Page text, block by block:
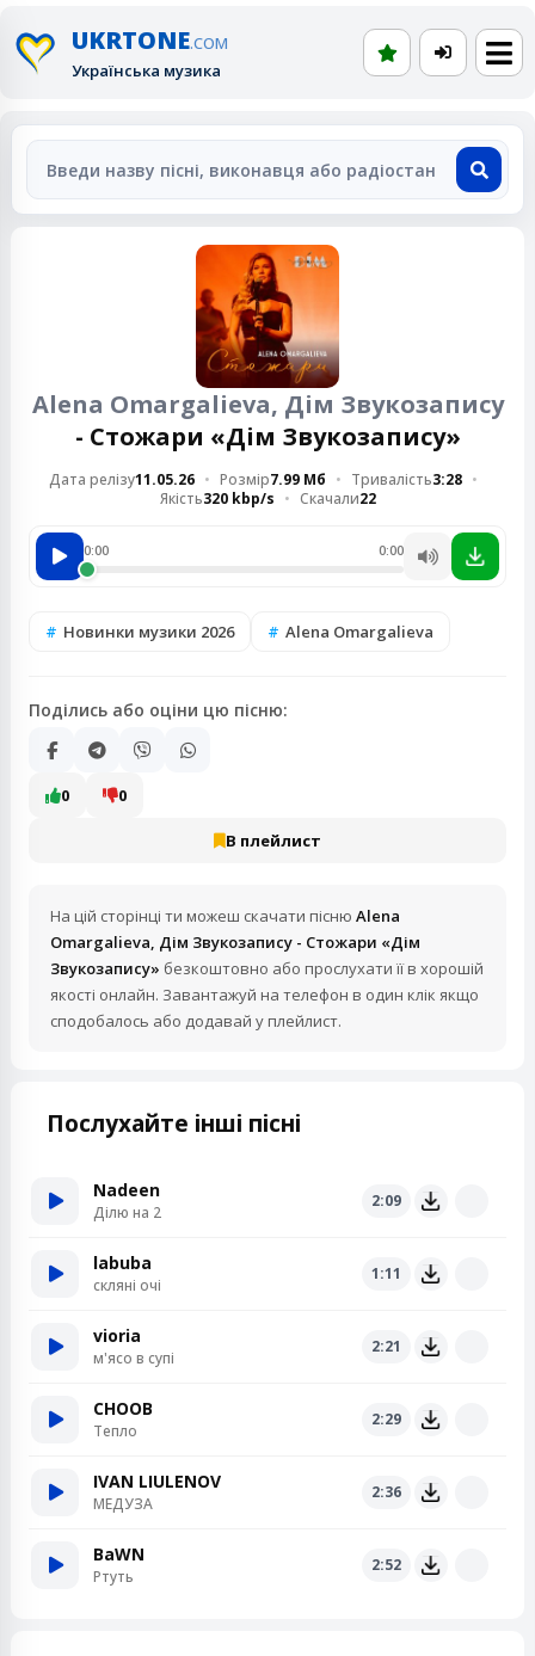
UKRTONE.COM
Українська музика
Alena Omargalieva, Дім Звукозапису
- Стожари «Дім Звукозапису»
Дата релізу11.05.26 Розмір7.99 Мб Тривалість3:28
Якість320 kbp/s Скачали22
0:00 0:00
Новинки музики 2026 Alena Omargalieva
Поділись або оціни цю пісню:
0 0
В плейлист
На цій сторінці ти можеш скачати пісню Alena
Omargalieva, Дім Звукозапису - Стожари «Дім
Звукозапису» безкоштовно або прослухати її в хорошій
якості онлайн. Завантажуй на телефон в один клік якщо
сподобалось або додавай у плейлист.
Послухайте інші пісні
Nadeen
Ділю на 2
2:09
labuba
скляні очі
1:11
vioria
м'ясо в супі
2:21
CHOOB
Тепло
2:29
IVAN LIULENOV
МЕДУЗА
2:36
BaWN
Ртуть
2:52